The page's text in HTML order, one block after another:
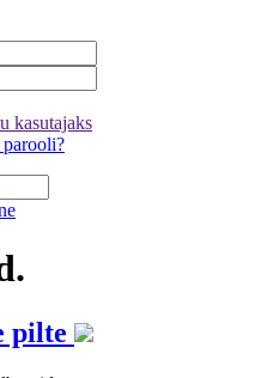
kasutajaks
pilte